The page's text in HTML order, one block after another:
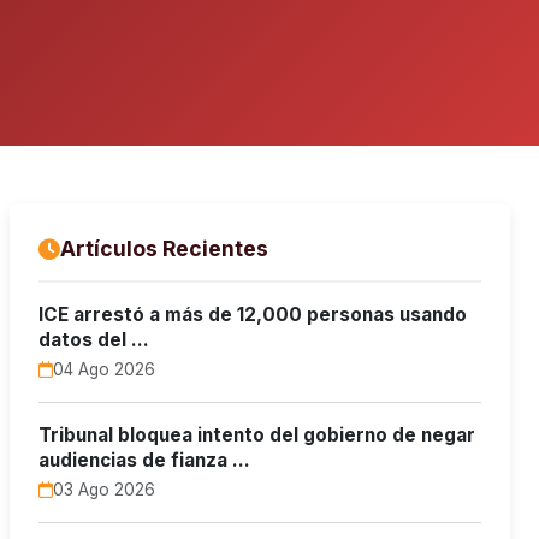
Artículos Recientes
ICE arrestó a más de 12,000 personas usando
datos del …
04 Ago 2026
Tribunal bloquea intento del gobierno de negar
audiencias de fianza …
03 Ago 2026